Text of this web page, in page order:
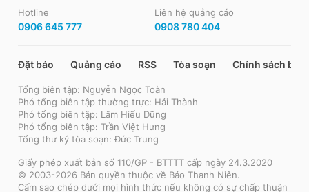
Hotline
0906 645 777
Liên hệ quảng cáo
0908 780 404
Đặt báo Quảng cáo RSS Tòa soạn Chính sách bảo
Tổng biên tập: Nguyễn Ngọc Toàn
Phó tổng biên tập thường trực: Hải Thành
Phó tổng biên tập: Lâm Hiếu Dũng
Phó tổng biên tập: Trần Việt Hưng
Tổng thư ký tòa soạn: Đức Trung
Giấy phép xuất bản số 110/GP - BTTTT cấp ngày 24.3.2020
© 2003-2026 Bản quyền thuộc về Báo Thanh Niên.
Cấm sao chép dưới mọi hình thức nếu không có sự chấp thuận